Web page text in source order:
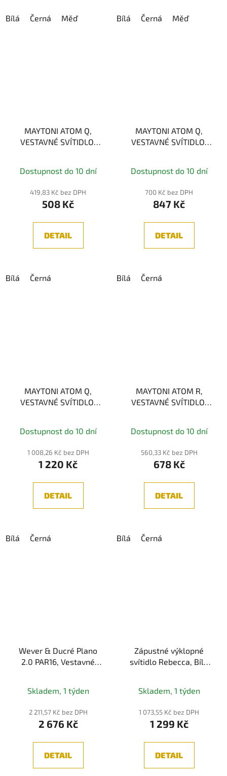
Bílá Černá Měď Bílá Černá Měď
MAYTONI ATOM Q,
VESTAVNÉ SVÍTIDLO,
Dostupnost do 10 dní
419,83 Kč bez DPH
508 Kč
DETAIL
Bílá Černá
MAYTONI ATOM Q,
VESTAVNÉ SVÍTIDLO,
Dostupnost do 10 dní
700 Kč bez DPH
847 Kč
DETAIL
Bílá Černá
MAYTONI ATOM Q,
VESTAVNÉ SVÍTIDLO,
Dostupnost do 10 dní
1 008,26 Kč bez DPH
1 220 Kč
DETAIL
Bílá Černá
MAYTONI ATOM R,
VESTAVNÉ SVÍTIDLO,
Dostupnost do 10 dní
560,33 Kč bez DPH
678 Kč
DETAIL
Bílá Černá
Wever & Ducré Plano
2.0 PAR16, Vestavné
Skladem, 1 týden
2 211,57 Kč bez DPH
2 676 Kč
DETAIL
Zápustné výklopné
svítidlo Rebecca, Bílá
Skladem, 1 týden
1 073,55 Kč bez DPH
1 299 Kč
DETAIL